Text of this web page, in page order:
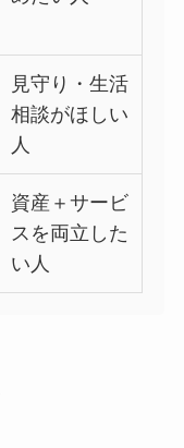
見守り・生活
相談がほしい
人
資産＋サービ
スを両立した
い人